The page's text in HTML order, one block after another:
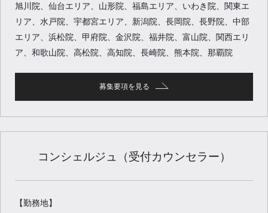
旭川院、仙台エリア、山形院、福島エリア、いわき院、関東エ
リア、水戸院、宇都宮エリア、新潟院、長岡院、長野院、中部
エリア、浜松院、甲府院、金沢院、福井院、富山院、関西エリ
ア、和歌山院、高松院、高知院、長崎院、熊本院、那覇院
募集要項を見る
コンシェルジュ（受付カウンセラー）
【勤務地】